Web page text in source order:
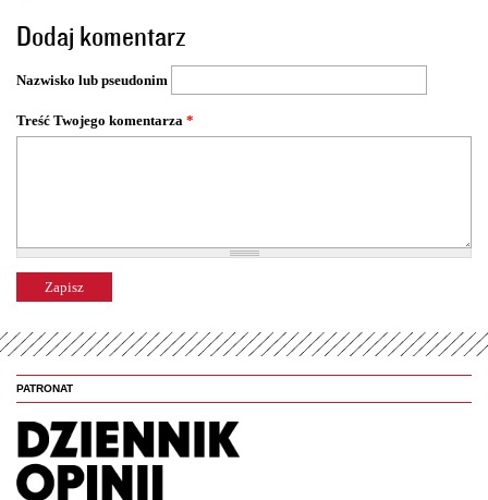
r
o
n
y
Dodaj komentarz
Nazwisko lub pseudonim
Treść Twojego komentarza *
PATRONAT